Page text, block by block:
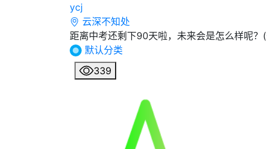
ycj
云深不知处
距离中考还剩下90天啦，未来会是怎么样呢
默认分类
339